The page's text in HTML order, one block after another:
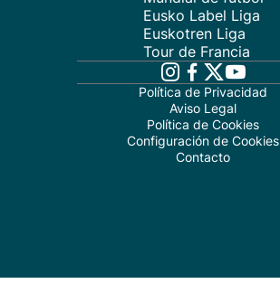
Eusko Label Liga
Euskotren Liga
Tour de Francia
Política de Privacidad
Aviso Legal
Política de Cookies
Configuración de Cookies
Contacto